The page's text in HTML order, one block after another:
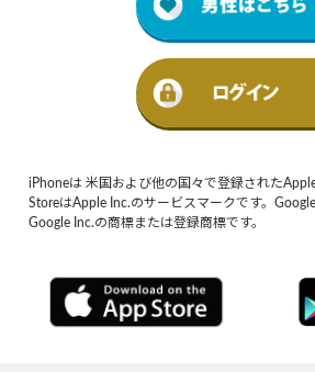
iPhoneは 米国および他の国々で登録された
StoreはApple Inc.のサービスマークです。
Google Inc.の商標または登録商標です。